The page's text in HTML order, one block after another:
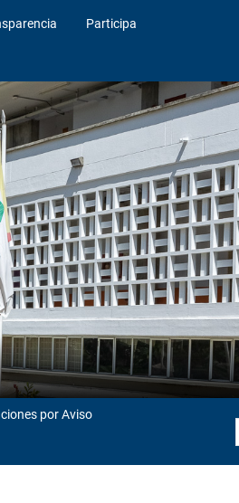
Participa
por Aviso